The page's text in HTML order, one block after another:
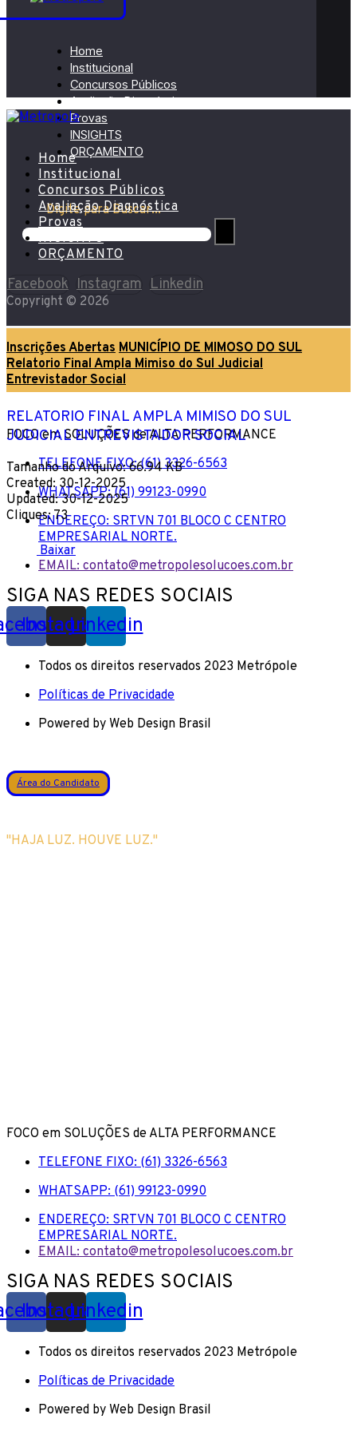
Home
Institucional
Concursos Públicos
Avaliação Diagnóstica
Provas
INSIGHTS
ORÇAMENTO
Digite para Buscar...
FOCO em SOLUÇÕES de ALTA PERFORMANCE
TELEFONE FIXO: (61) 3326-6563
WHATSAPP: (61) 99123-0990
ENDEREÇO: SRTVN 701 BLOCO C CENTRO
EMPRESARIAL NORTE.
EMAIL: contato@metropolesolucoes.com.br
SIGA NAS REDES SOCIAIS
Instagram
Linkedin
Todos os direitos reservados 2023 Metrópole
Políticas de Privacidade
Powered by Web Design Brasil
Área do Candidato
"HAJA LUZ. HOUVE LUZ."
Home
Institucional
Concursos Públicos
Avaliação Diagnóstica
Provas
INSIGHTS
ORÇAMENTO
Facebook Instagram Linkedin
Copyright © 2026
Inscrições Abertas MUNICÍPIO DE MIMOSO DO SUL
Relatorio Final Ampla Mimiso do Sul Judicial
Entrevistador Social
RELATORIO FINAL AMPLA MIMISO DO SUL
JUDICIAL ENTREVISTADOR SOCIAL
Tamanho do Arquivo: 66.94 KB
Created: 30-12-2025
Updated: 30-12-2025
Cliques: 73
Baixar
FOCO em SOLUÇÕES de ALTA PERFORMANCE
TELEFONE FIXO: (61) 3326-6563
WHATSAPP: (61) 99123-0990
ENDEREÇO: SRTVN 701 BLOCO C CENTRO
EMPRESARIAL NORTE.
EMAIL: contato@metropolesolucoes.com.br
SIGA NAS REDES SOCIAIS
Instagram
Linkedin
Todos os direitos reservados 2023 Metrópole
Políticas de Privacidade
Powered by Web Design Brasil